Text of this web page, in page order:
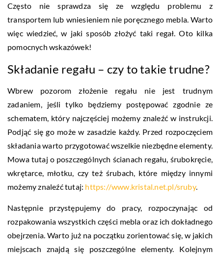
Często nie sprawdza się ze względu problemu z
transportem lub wniesieniem nie poręcznego mebla. Warto
więc wiedzieć, w jaki sposób złożyć taki regał. Oto kilka
pomocnych wskazówek!
Składanie regału – czy to takie trudne?
Wbrew pozorom złożenie regału nie jest trudnym
zadaniem, jeśli tylko będziemy postępować zgodnie ze
schematem, który najczęściej możemy znaleźć w instrukcji.
Podjąć się go może w zasadzie każdy. Przed rozpoczęciem
składania warto przygotować wszelkie niezbędne elementy.
Mowa tutaj o poszczególnych ścianach regału, śrubokręcie,
wkrętarce, młotku, czy też śrubach, które między innymi
możemy znaleźć tutaj: https://www.kristal.net.pl/sruby.
Następnie przystępujemy do pracy, rozpoczynając od
rozpakowania wszystkich części mebla oraz ich dokładnego
obejrzenia. Warto już na początku zorientować się, w jakich
miejscach znajdą się poszczególne elementy. Kolejnym